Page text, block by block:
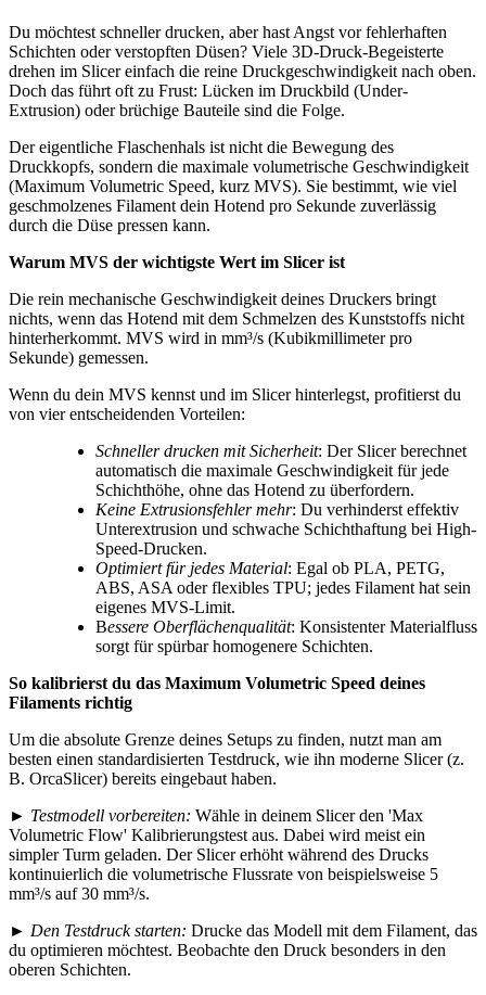
Du möchtest schneller drucken, aber hast Angst vor fehlerhaften
Schichten oder verstopften Düsen? Viele 3D-Druck-Begeisterte
drehen im Slicer einfach die reine Druckgeschwindigkeit nach oben.
Doch das führt oft zu Frust: Lücken im Druckbild (Under-
Extrusion) oder brüchige Bauteile sind die Folge.
Der eigentliche Flaschenhals ist nicht die Bewegung des
Druckkopfs, sondern die maximale volumetrische Geschwindigkeit
(Maximum Volumetric Speed, kurz MVS). Sie bestimmt, wie viel
geschmolzenes Filament dein Hotend pro Sekunde zuverlässig
durch die Düse pressen kann.
Warum MVS der wichtigste Wert im Slicer ist
Die rein mechanische Geschwindigkeit deines Druckers bringt
nichts, wenn das Hotend mit dem Schmelzen des Kunststoffs nicht
hinterherkommt. MVS wird in mm³/s (Kubikmillimeter pro
Sekunde) gemessen.
Wenn du dein MVS kennst und im Slicer hinterlegst, profitierst du
von vier entscheidenden Vorteilen:
Schneller drucken mit Sicherheit: Der Slicer berechnet
automatisch die maximale Geschwindigkeit für jede
Schichthöhe, ohne das Hotend zu überfordern.
Keine Extrusionsfehler mehr: Du verhinderst effektiv
Unterextrusion und schwache Schichthaftung bei High-
Speed-Drucken.
Optimiert für jedes Material: Egal ob PLA, PETG,
ABS, ASA oder flexibles TPU; jedes Filament hat sein
eigenes MVS-Limit.
Bessere Oberflächenqualität: Konsistenter Materialfluss
sorgt für spürbar homogenere Schichten.
So kalibrierst du das Maximum Volumetric Speed deines
Filaments richtig
Um die absolute Grenze deines Setups zu finden, nutzt man am
besten einen standardisierten Testdruck, wie ihn moderne Slicer (z.
B. OrcaSlicer) bereits eingebaut haben.
► Testmodell vorbereiten: Wähle in deinem Slicer den 'Max
Volumetric Flow' Kalibrierungstest aus. Dabei wird meist ein
simpler Turm geladen. Der Slicer erhöht während des Drucks
kontinuierlich die volumetrische Flussrate von beispielsweise 5
mm³/s auf 30 mm³/s.
► Den Testdruck starten: Drucke das Modell mit dem Filament, das
du optimieren möchtest. Beobachte den Druck besonders in den
oberen Schichten.